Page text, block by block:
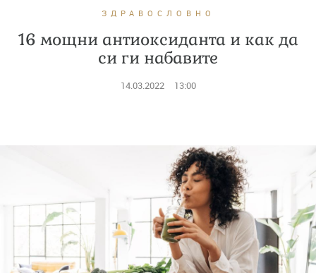
ЗДРАВОСЛОВНО
16 мощни антиоксиданта и как да
си ги набавите
14.03.2022 13:00